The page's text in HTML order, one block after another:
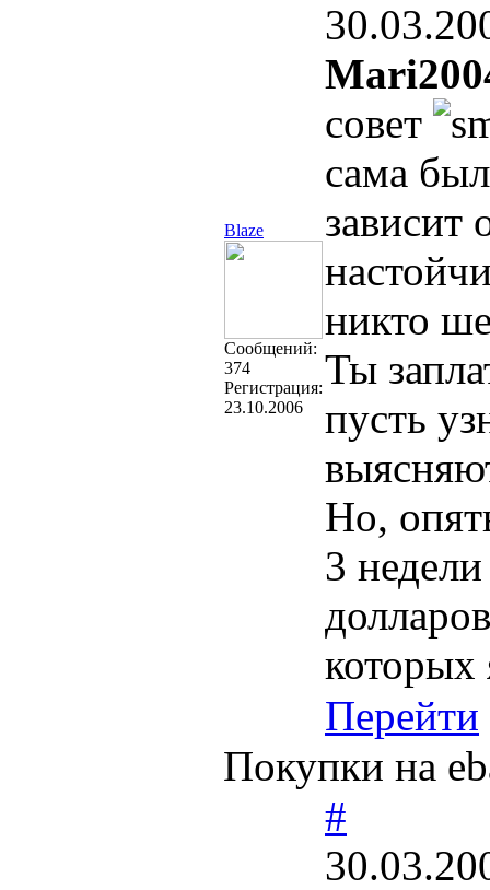
Blaze
Cообщений:
374
Регистрация:
23.10.2006
совет
сама
зависит
никто
Ты
пусть
Но,
3
которых
Перейти
Покупки на
#